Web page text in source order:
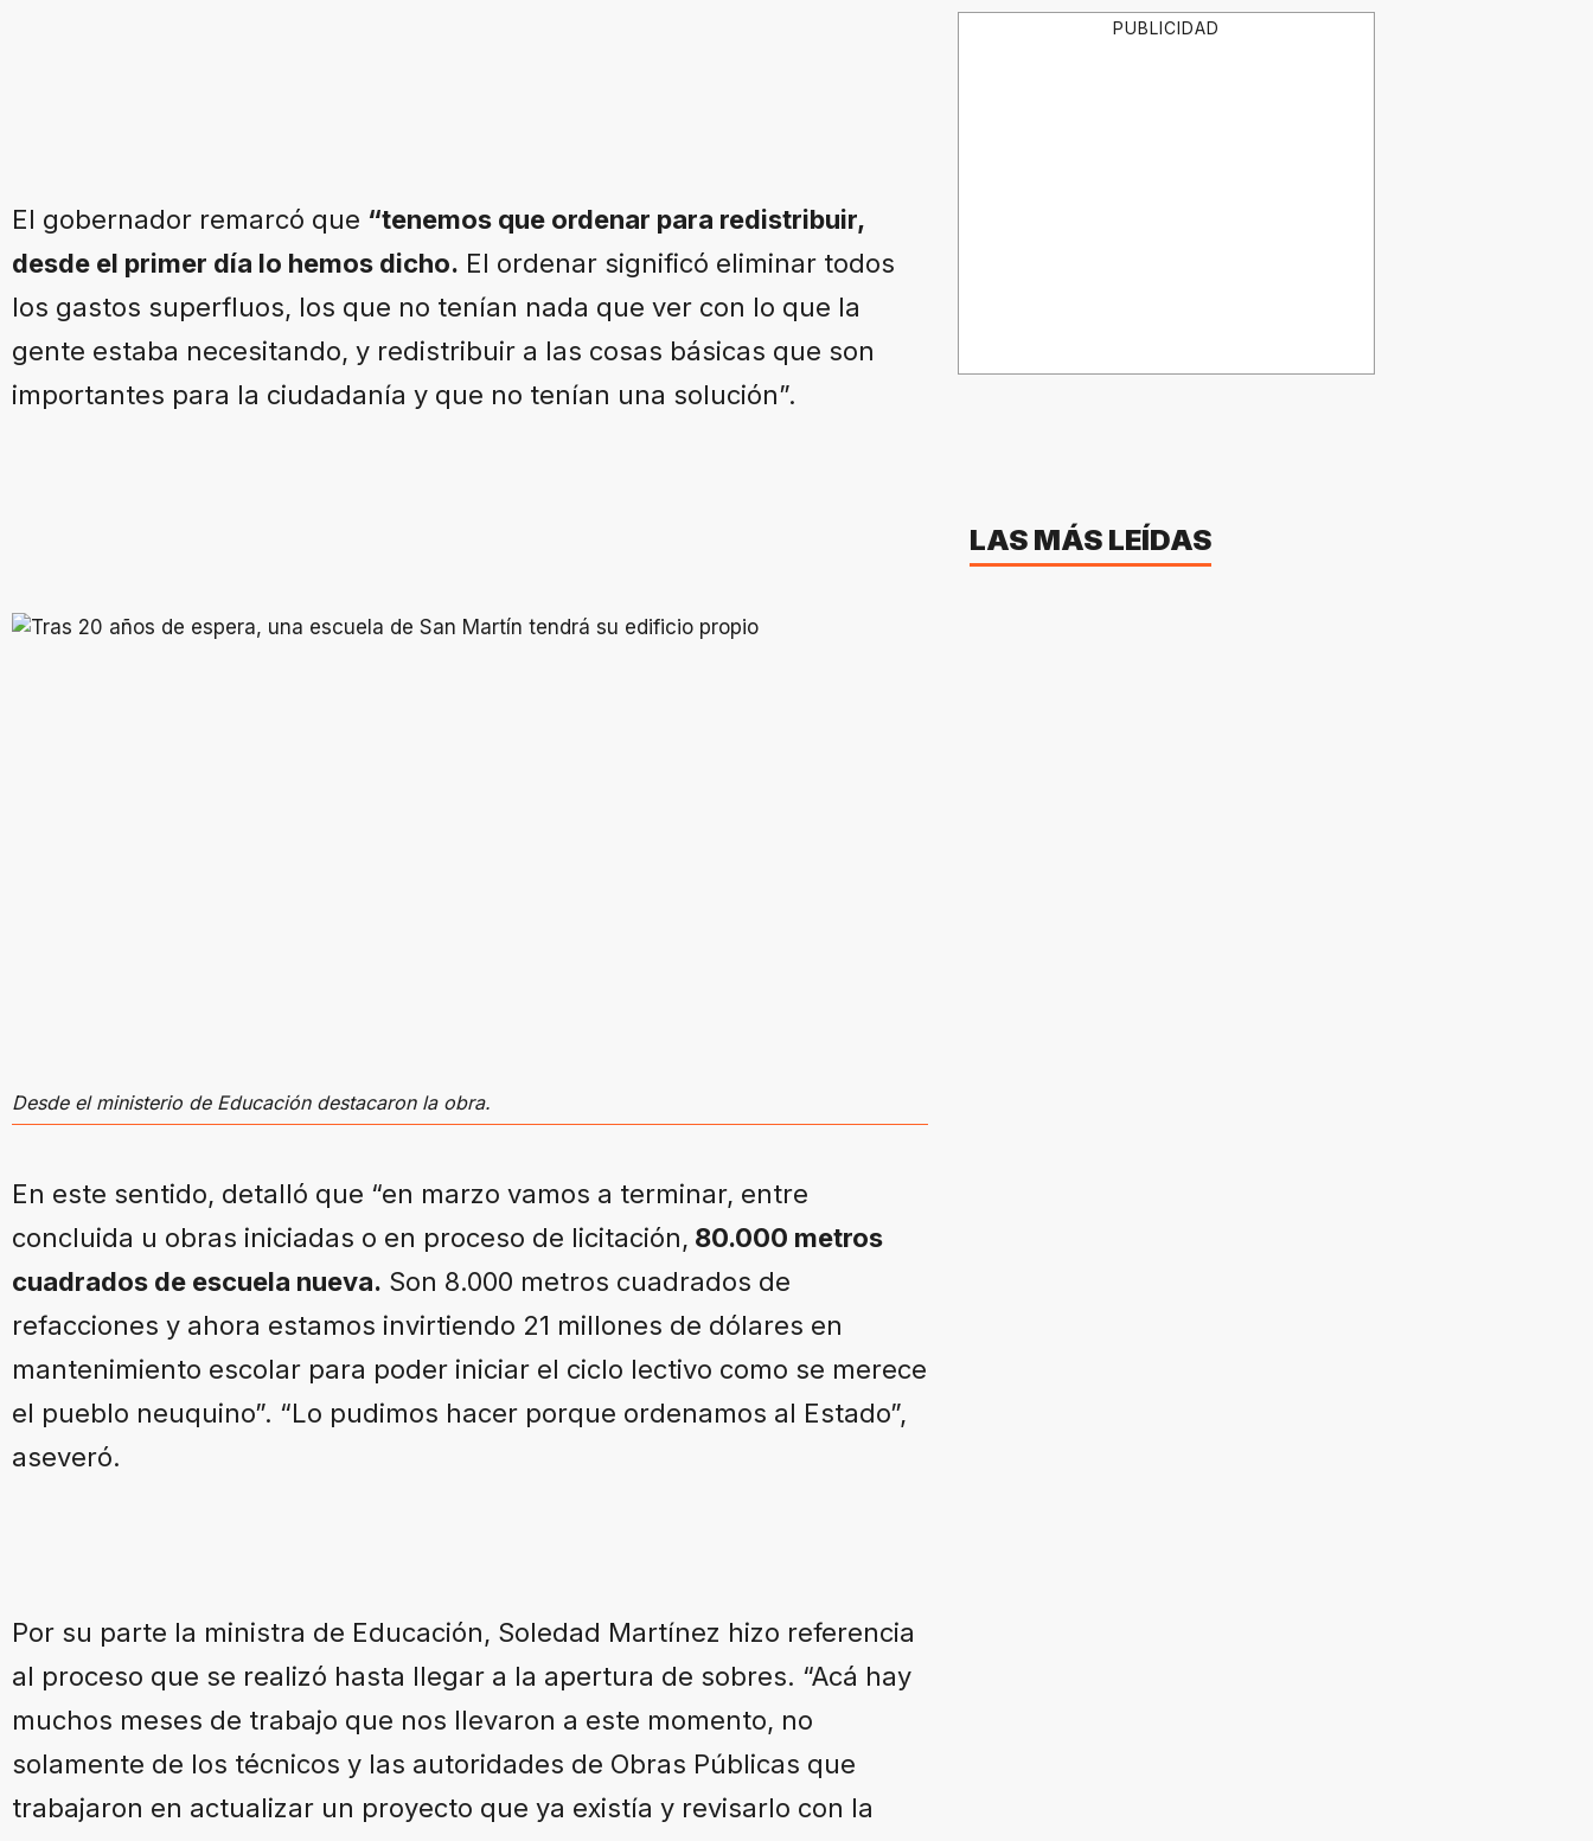
El gobernador remarcó que “tenemos que ordenar para redistribuir,
desde el primer día lo hemos dicho. El ordenar significó eliminar todos
los gastos superfluos, los que no tenían nada que ver con lo que la
gente estaba necesitando, y redistribuir a las cosas básicas que son
importantes para la ciudadanía y que no tenían una solución”.
Desde el ministerio de Educación destacaron la obra.
En este sentido, detalló que “en marzo vamos a terminar, entre
concluida u obras iniciadas o en proceso de licitación, 80.000 metros
cuadrados de escuela nueva. Son 8.000 metros cuadrados de
refacciones y ahora estamos invirtiendo 21 millones de dólares en
mantenimiento escolar para poder iniciar el ciclo lectivo como se merece
el pueblo neuquino”. “Lo pudimos hacer porque ordenamos al Estado”,
aseveró.
Por su parte la ministra de Educación, Soledad Martínez hizo referencia
al proceso que se realizó hasta llegar a la apertura de sobres. “Acá hay
muchos meses de trabajo que nos llevaron a este momento, no
solamente de los técnicos y las autoridades de Obras Públicas que
trabajaron en actualizar un proyecto que ya existía y revisarlo con la
PUBLICIDAD
LAS MÁS LEÍDAS